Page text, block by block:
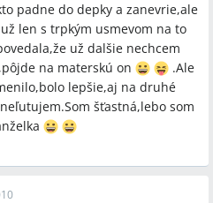
padne do depky a zanevrie,ale
len s trpkým usmevom na to
už dalšie nechcem
na materskú on
.Ale
lepšie,aj na druhé
šťastná,lebo som